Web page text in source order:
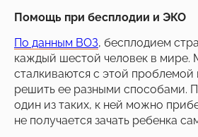
Помощь при бесплодии и ЭКО
По данным ВОЗ, бесплодием
каждый шестой человек в мире.
сталкиваются с этой проблемой
решить ее разными способами.
один из таких, к ней можно
не получается зачать ребенка